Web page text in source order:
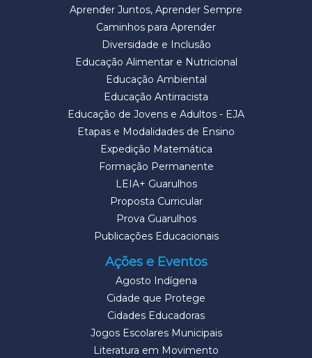
Aprender Juntos, Aprender Sempre
Caminhos para Aprender
Diversidade e Inclusão
Educação Alimentar e Nutricional
Educação Ambiental
Educação Antirracista
Educação de Jovens e Adultos - EJA
Etapas e Modalidades de Ensino
Expedição Matemática
Formação Permanente
LEIA+ Guarulhos
Proposta Curricular
Prova Guarulhos
Publicações Educacionais
Ações e Eventos
Agosto Indígena
Cidade que Protege
Cidades Educadoras
Jogos Escolares Municipais
Literatura em Movimento